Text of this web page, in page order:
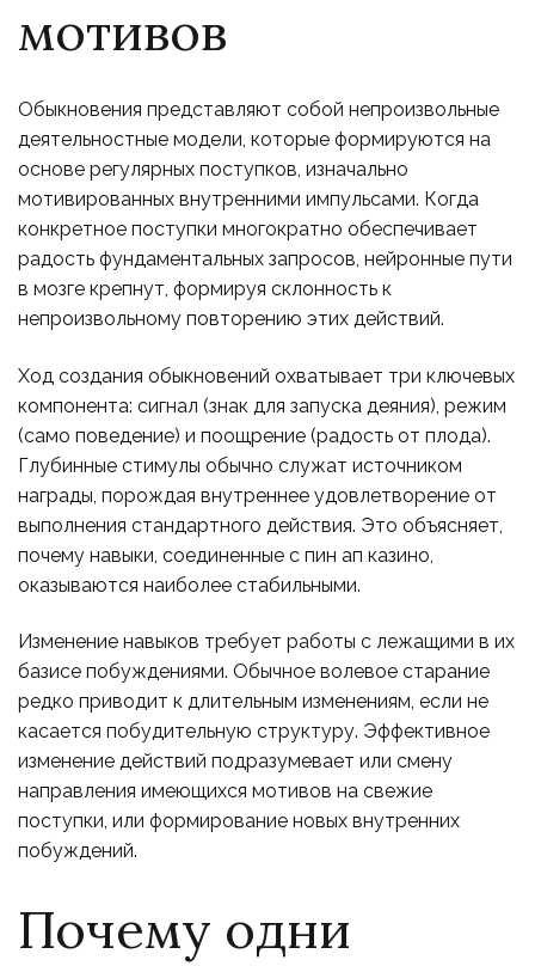
мотивов
Обыкновения представляют собой непроизвольные
деятельностные модели, которые формируются на
основе регулярных поступков, изначально
мотивированных внутренними импульсами. Когда
конкретное поступки многократно обеспечивает
радость фундаментальных запросов, нейронные пути
в мозге крепнут, формируя склонность к
непроизвольному повторению этих действий.
Ход создания обыкновений охватывает три ключевых
компонента: сигнал (знак для запуска деяния), режим
(само поведение) и поощрение (радость от плода).
Глубинные стимулы обычно служат источником
награды, порождая внутреннее удовлетворение от
выполнения стандартного действия. Это объясняет,
почему навыки, соединенные с пин ап казино,
оказываются наиболее стабильными.
Изменение навыков требует работы с лежащими в их
базисе побуждениями. Обычное волевое старание
редко приводит к длительным изменениям, если не
касается побудительную структуру. Эффективное
изменение действий подразумевает или смену
направления имеющихся мотивов на свежие
поступки, или формирование новых внутренних
побуждений.
Почему одни